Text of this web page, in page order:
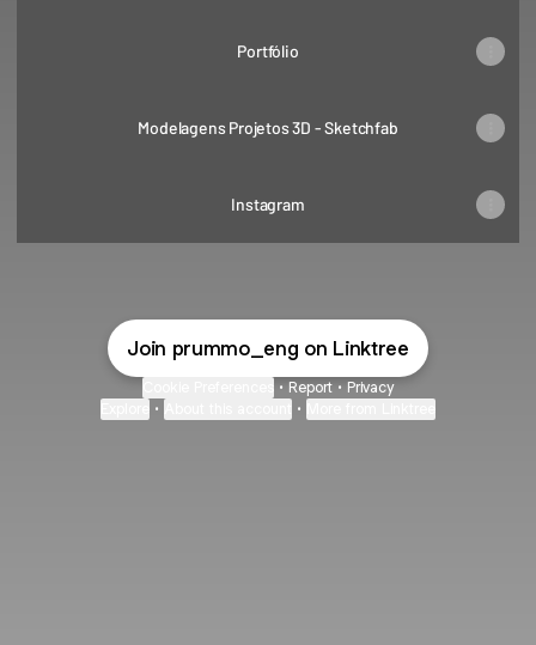
Portfólio
Modelagens Projetos 3D - Sketchfab
Instagram
Join prummo_eng on Linktree
• Report • Privacy
• •